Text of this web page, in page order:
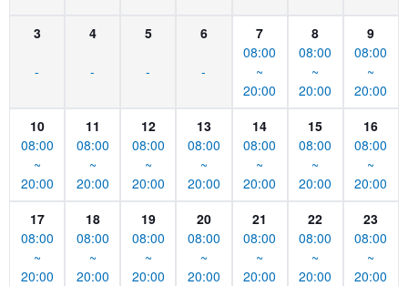
3
-
4
-
5
-
6
-
7
08:00
~
20:00
8
08:00
~
20:00
9
08:00
~
20:00
10
08:00
~
20:00
11
08:00
~
20:00
12
08:00
~
20:00
13
08:00
~
20:00
14
08:00
~
20:00
15
08:00
~
20:00
16
08:00
~
20:00
17
08:00
~
20:00
18
08:00
~
20:00
19
08:00
~
20:00
20
08:00
~
20:00
21
08:00
~
20:00
22
08:00
~
20:00
23
08:00
~
20:00